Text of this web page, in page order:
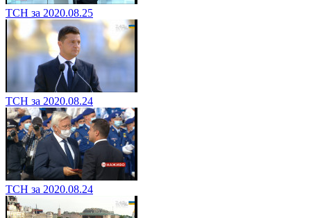
ТСН за 2020.08.25
ТСН за 2020.08.24
ТСН за 2020.08.24